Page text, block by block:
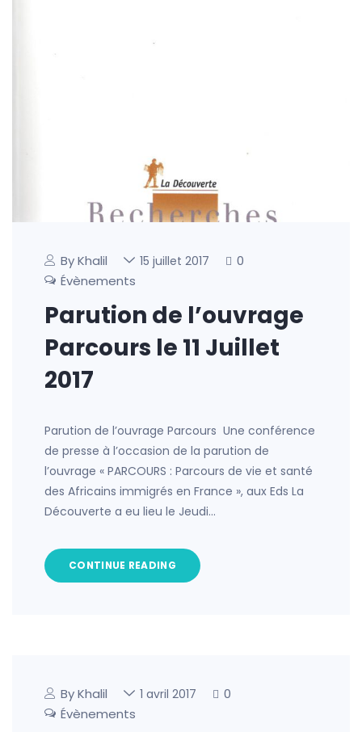
By Khalil 15 juillet 2017
0
Évènements
Parution de l’ouvrage
Parcours le 11 Juillet
2017
Parution de l’ouvrage Parcours Une conférence
de presse à l’occasion de la parution de
l’ouvrage « PARCOURS : Parcours de vie et santé
des Africains immigrés en France », aux Eds La
Découverte a eu lieu le Jeudi…
CONTINUE READING
By Khalil 1 avril 2017
0
Évènements